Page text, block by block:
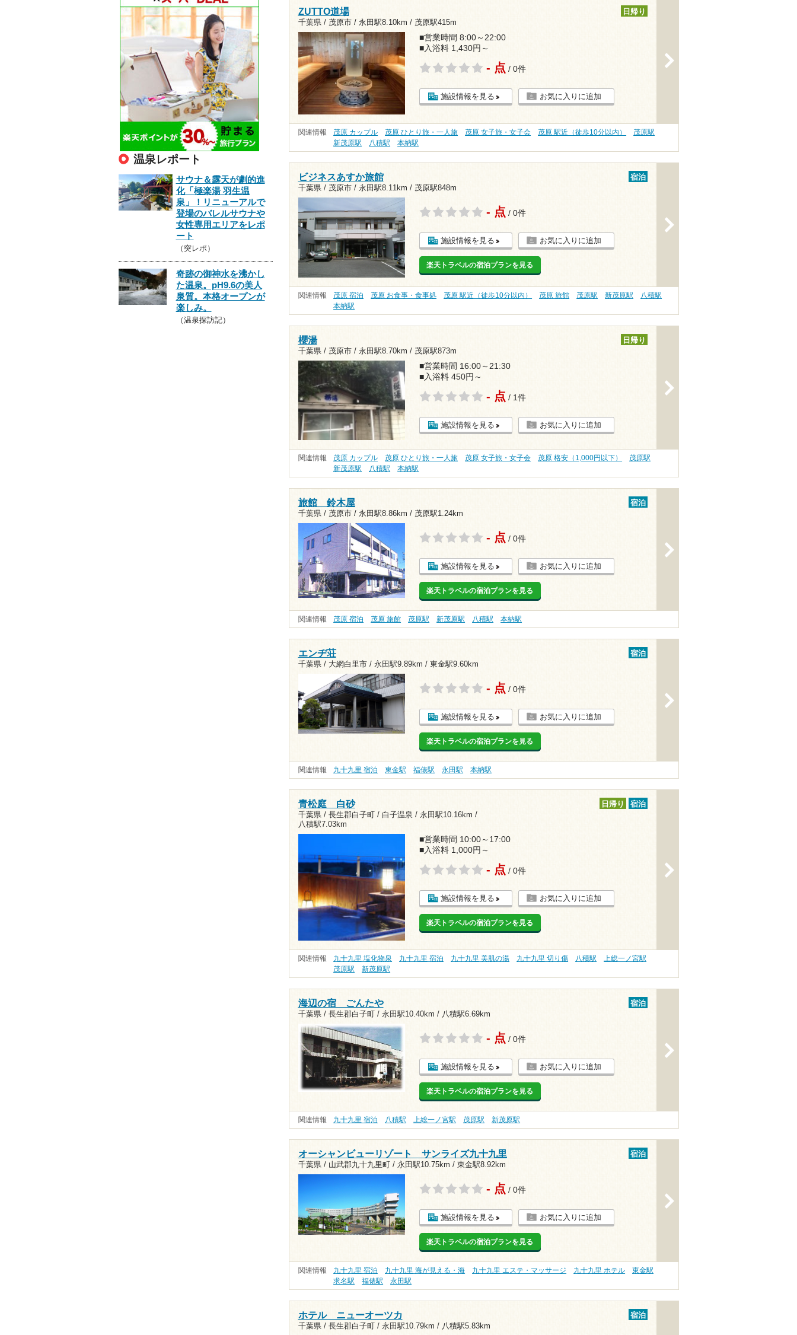
ZUTTO道場
千葉県 / 茂原市 / 永田駅8.10km / 茂原駅415m
日帰り
■営業時間 8:00～22:00
■入浴料 1,430円～
- 点 / 0件
施設情報を見る お気に入りに追加
関連情報 茂原 カップル 茂原 ひとり旅・一人旅 茂原 女子旅・女子会 茂原 駅近（徒歩10分以内）
茂原駅
新茂原駅
八積駅 本納駅
ビジネスあすか旅館
千葉県 / 茂原市 / 永田駅8.11km / 茂原駅848m
宿泊
- 点 / 0件
施設情報を見る お気に入りに追加
楽天トラベルの宿泊プランを見る
関連情報 茂原 宿泊 茂原 お食事・食事処 茂原 駅近（徒歩10分以内） 茂原 旅館 茂原駅 新茂原駅
八積駅
本納駅
櫻湯
千葉県 / 茂原市 / 永田駅8.70km / 茂原駅873m
日帰り
■営業時間 16:00～21:30
■入浴料 450円～
- 点 / 1件
施設情報を見る お気に入りに追加
関連情報 茂原 カップル 茂原 ひとり旅・一人旅 茂原 女子旅・女子会 茂原 格安（1,000円以下）
茂原駅
新茂原駅
八積駅 本納駅
旅館 鈴木屋
千葉県 / 茂原市 / 永田駅8.86km / 茂原駅1.24km
宿泊
- 点 / 0件
施設情報を見る お気に入りに追加
楽天トラベルの宿泊プランを見る
関連情報 茂原 宿泊 茂原 旅館 茂原駅 新茂原駅 八積駅 本納駅
エンヂ荘
千葉県 / 大網白里市 / 永田駅9.89km / 東金駅9.60km
宿泊
- 点 / 0件
施設情報を見る お気に入りに追加
楽天トラベルの宿泊プランを見る
関連情報 九十九里 宿泊 東金駅 福俵駅 永田駅 本納駅
青松庭 白砂
千葉県 / 長生郡白子町 / 白子温泉 / 永田駅10.16km /
八積駅7.03km
日帰り 宿泊
■営業時間 10:00～17:00
■入浴料 1,000円～
- 点 / 0件
施設情報を見る お気に入りに追加
楽天トラベルの宿泊プランを見る
関連情報 九十九里 塩化物泉 九十九里 宿泊 九十九里 美肌の湯 九十九里 切り傷 八積駅
上総一ノ宮駅
茂原駅
新茂原駅
海辺の宿 ごんたや
千葉県 / 長生郡白子町 / 永田駅10.40km / 八積駅6.69km
宿泊
- 点 / 0件
施設情報を見る お気に入りに追加
楽天トラベルの宿泊プランを見る
関連情報 九十九里 宿泊 八積駅 上総一ノ宮駅 茂原駅 新茂原駅
オーシャンビューリゾート サンライズ九十九里
千葉県 / 山武郡九十九里町 / 永田駅10.75km / 東金駅8.92km
宿泊
- 点 / 0件
施設情報を見る お気に入りに追加
楽天トラベルの宿泊プランを見る
関連情報 九十九里 宿泊 九十九里 海が見える・海 九十九里 エステ・マッサージ 九十九里 ホテル
東金駅
求名駅
福俵駅 永田駅
ホテル ニューオーツカ
千葉県 / 長生郡白子町 / 永田駅10.79km / 八積駅5.83km
宿泊
温泉レポート
サウナ＆露天が劇的進
化「極楽湯 羽生温
泉」！リニューアルで
登場のバレルサウナや
女性専用エリアをレポ
ート
（突レポ）
奇跡の御神水を沸かし
た温泉。pH9.6の美人
泉質。本格オープンが
楽しみ。
（温泉探訪記）